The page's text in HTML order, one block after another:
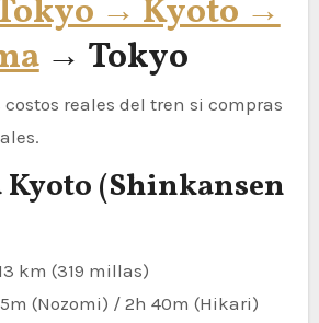
→ Kyoto →
→ Tokyo
costos reales del tren si compras
Kyoto (Shinkansen
km (319 millas)
(Nozomi) / 2h 40m (Hikari)